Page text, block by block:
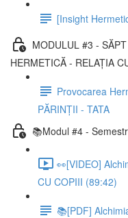
[Insight
MODULUL #3 -
HERMETICĂ - RELAȚIA
Provocarea
PĂRINȚII - TATA
📚Modul #4 -
👀[VIDEO]
CU COPIII (89:42)
📚[PDF]